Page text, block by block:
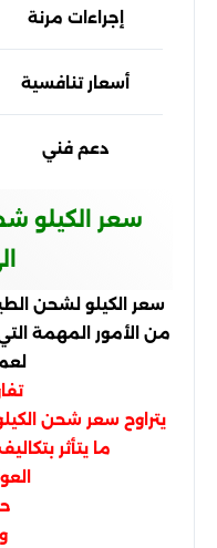
إجراءات مرنة
أسعار تنافسية
دعم فني
سعر الكيلو
سعر الكيلو لشحن
من الأمور المهمة
يتراوح سعر شحن
ما يتأثر